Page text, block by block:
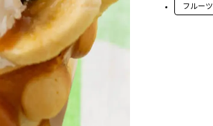
フルー